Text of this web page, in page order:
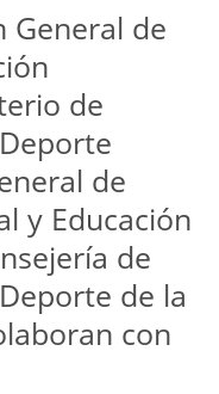
General de
de
de
y Educación
de
de la
con